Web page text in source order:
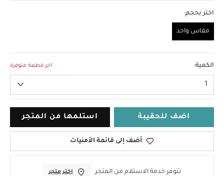
اختر بحجم:
مقاس واحد
الكمية: اخر قطعة متوفرة
1
اضف للحقيبة استلمها من المتجر
أضف إلى قائمة الأمنيات
تتوفر خدمة الاستلام من المتجر اختر متجر